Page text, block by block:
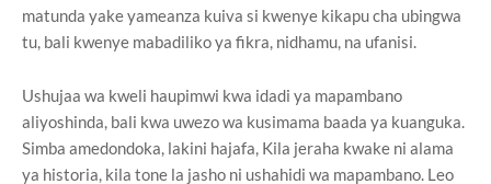
matunda yake yameanza kuiva si kwenye kikapu cha ubingwa
tu, bali kwenye mabadiliko ya fikra, nidhamu, na ufanisi.
Ushujaa wa kweli haupimwi kwa idadi ya mapambano
aliyoshinda, bali kwa uwezo wa kusimama baada ya kuanguka.
Simba amedondoka, lakini hajafa, Kila jeraha kwake ni alama
ya historia, kila tone la jasho ni ushahidi wa mapambano. Leo